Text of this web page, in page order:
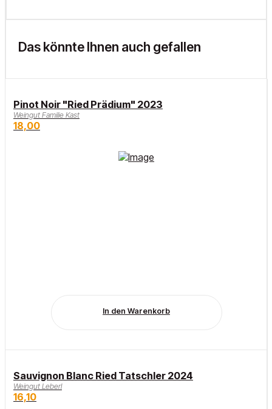
Das könnte Ihnen auch gefallen
Pinot Noir "Ried Prädium" 2023
Weingut Familie Kast
18,00
In den Warenkorb
Sauvignon Blanc Ried Tatschler 2024
Weingut Leberl
16,10